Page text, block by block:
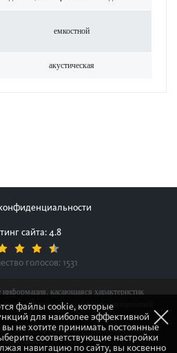
емкос­тной
аку­стическая
сайта: 4.8
голосов: 1531
информация, касающаяся характеристик
товаров, носит информационный
не является публичной офертой,
437(2) Гражданского кодекса Российской
Федерации.
файлы cookie, которые
для наиболее эффективной
не хотите принимать постоянные
соответствующие настройки
навигацию по сайту, вы косвенно